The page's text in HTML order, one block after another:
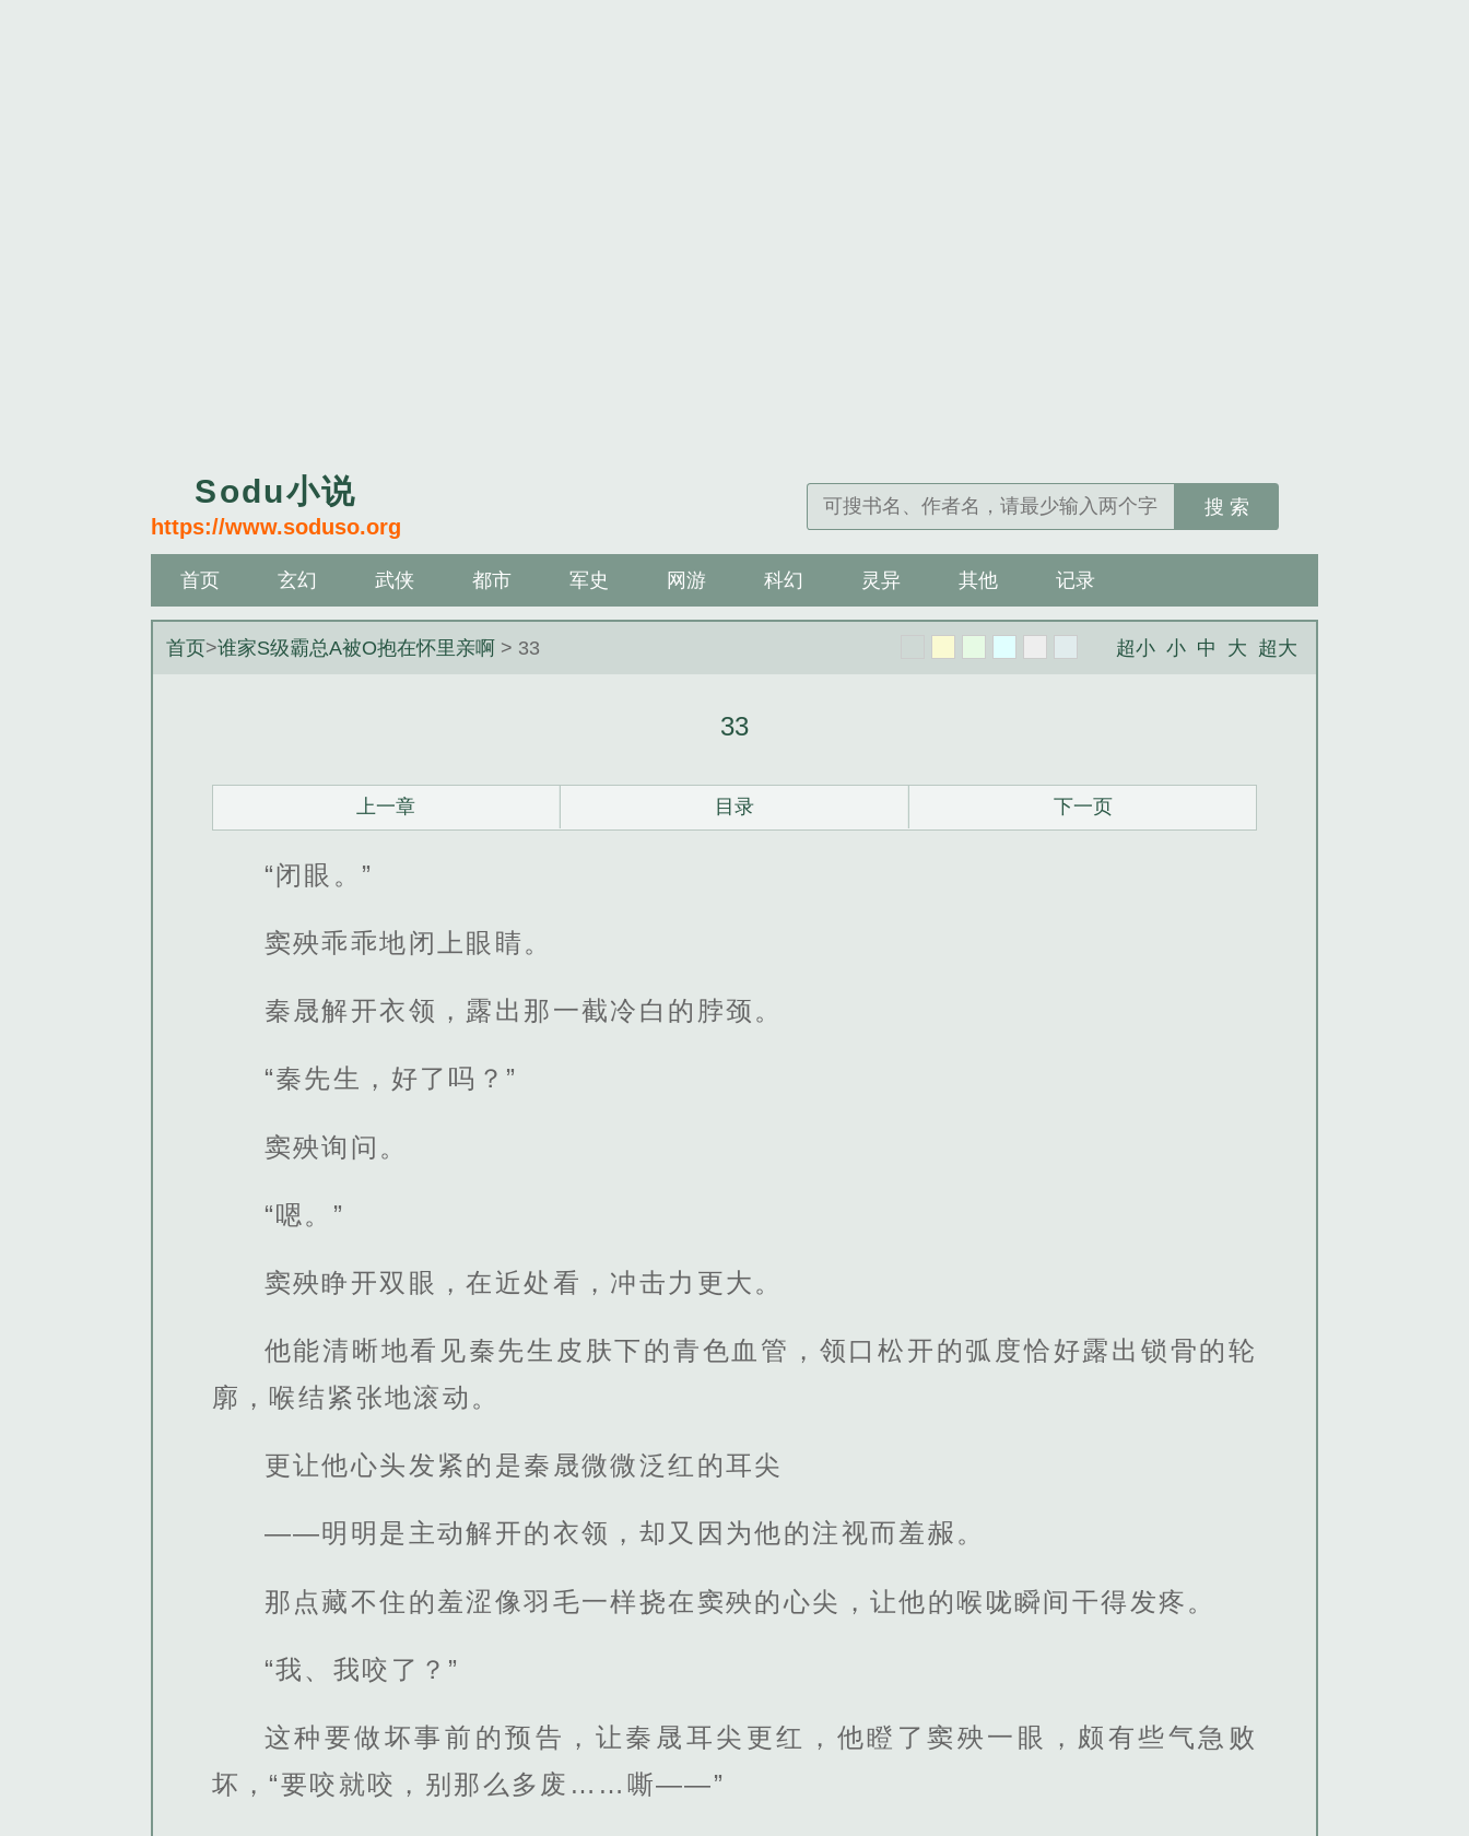
Sodu小说
https://www.soduso.org
搜 索
首页 玄幻 武侠 都市 军史 网游 科幻 灵异 其他 记录
首页>谁家S级霸总A被O抱在怀里亲啊 > 33 超小 小 中 大 超大
33
上一章 目录 下一页
“闭眼。”
窦殃乖乖地闭上眼睛。
秦晟解开衣领，露出那一截冷白的脖颈。
“秦先生，好了吗？”
窦殃询问。
“嗯。”
窦殃睁开双眼，在近处看，冲击力更大。
他能清晰地看见秦先生皮肤下的青色血管，领口松开的弧度恰好露出锁骨的轮
廓，喉结紧张地滚动。
更让他心头发紧的是秦晟微微泛红的耳尖
——明明是主动解开的衣领，却又因为他的注视而羞赧。
那点藏不住的羞涩像羽毛一样挠在窦殃的心尖，让他的喉咙瞬间干得发疼。
“我、我咬了？”
这种要做坏事前的预告，让秦晟耳尖更红，他瞪了窦殃一眼，颇有些气急败
坏，“要咬就咬，别那么多废……嘶——”